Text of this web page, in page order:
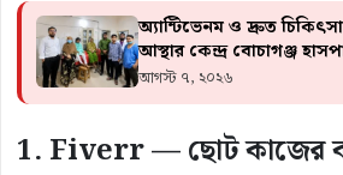
অ্যান্টিভেনম ও দ্রুত
আস্থার কেন্দ্র বোচাগঞ্জ
আগস্ট ৭, ২০২৬
1. Fiverr — ছোট কাজের